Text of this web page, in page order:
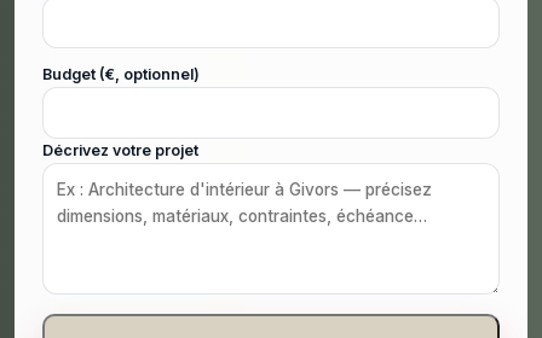
Budget (€, optionnel)
Décrivez votre projet